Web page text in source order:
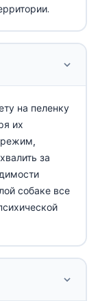
на пеленку
их
за
собаке все